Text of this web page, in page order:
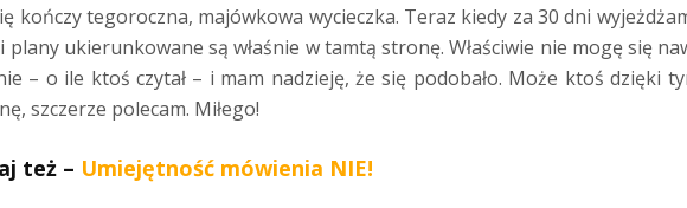
kończy tegoroczna, majówkowa wycieczka. Teraz kiedy za 30 dni
plany ukierunkowane są właśnie w tamtą stronę. Właściwie nie mogę się
– o ile ktoś czytał – i mam nadzieję, że się podobało. Może ktoś dzięki
szczerze polecam. Miłego!
też – Umiejętność mówienia NIE!